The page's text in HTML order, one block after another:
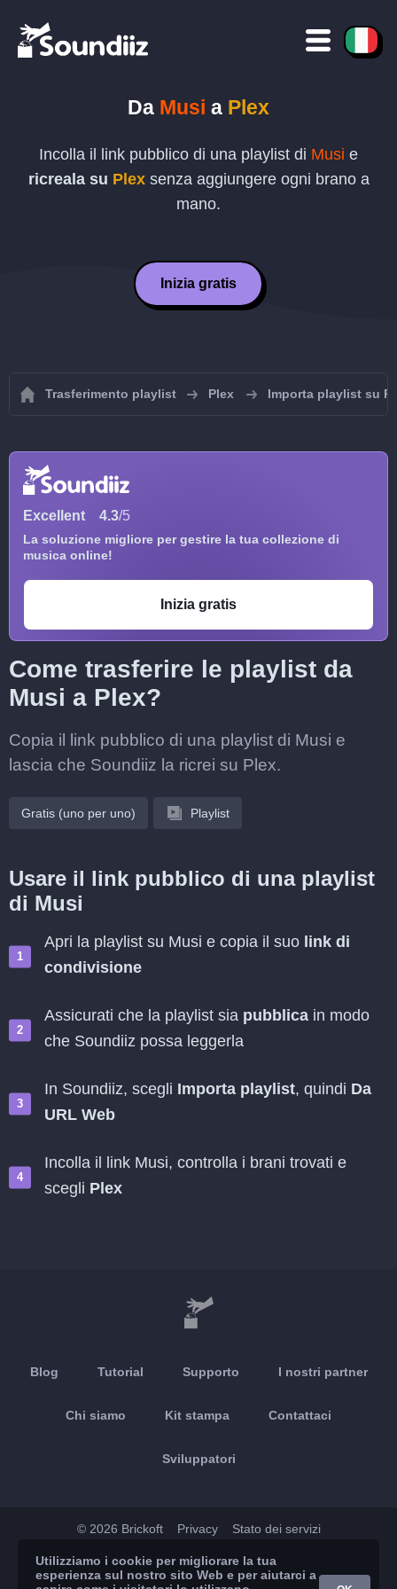
Da Musi a Plex
Incolla il link pubblico di una playlist di Musi e
ricreala su Plexsenza aggiungere ogni brano a
mano.
Inizia gratis
Trasferimento playlist Plex Importa playlist su
Excellent 4.3/5
La soluzione migliore per gestire la tua collezione di
musica online!
Inizia gratis
Come trasferire le playlist da
Musi a Plex?
Copia il link pubblico di una playlist di Musi e
lascia che Soundiiz la ricrei su Plex.
Gratis (uno per uno) Playlist
Usare il link pubblico di una playlist
di Musi
Apri la playlist su Musi e copia il suo link di
condivisione
Assicurati che la playlist sia pubblica in modo
che Soundiiz possa leggerla
In Soundiiz, scegli Importa playlist, quindi Da
URL Web
Incolla il link Musi, controlla i brani trovati e
scegli Plex
Blog Tutorial Supporto I nostri partner
Chi siamo Kit stampa Contattaci
Sviluppatori
© 2026 Brickoft Privacy Stato dei servizi
App Store Google Play
Utilizziamo i cookie per migliorare la tua
esperienza sul nostro sito Web e per aiutarci a